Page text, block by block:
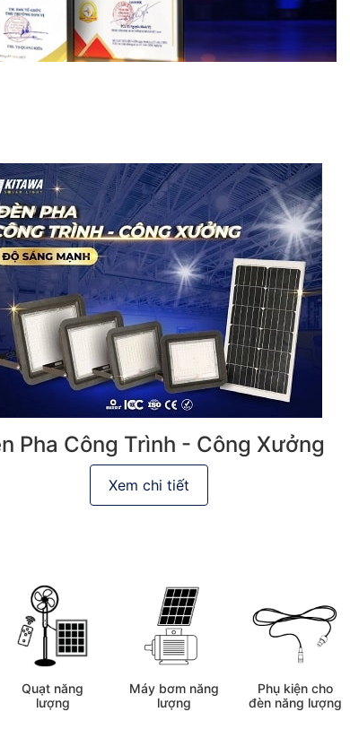
Pha Công Trình - Công Xưởng
Xem chi tiết
Quạt năng
lượng
Máy bơm năng
lượng
Phụ kiện cho
đèn năng lượng